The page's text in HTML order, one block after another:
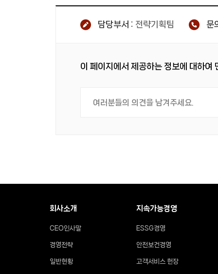
담당부서 : 전략기획팀 문
이 페이지에서 제공하는 정보에 대하여
회사소개
CEO인사말
경영전략
일반현황
지속가능경영
ESSG경영
안전보건경영
고객서비스 헌장